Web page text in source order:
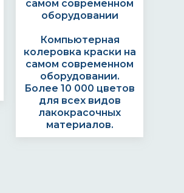
Компьютерная
колеровка краски на
самом современном
оборудовании.
Более 10 000 цветов
для всех видов
лакокрасочных
материалов.